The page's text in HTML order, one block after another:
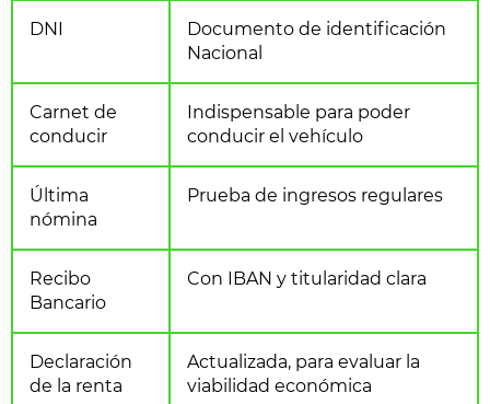
DNI
Documento de identificación
Nacional
Carnet de
conducir
Indispensable para poder
conducir el vehículo
Última
nómina
Prueba de ingresos regulares
Recibo
Bancario
Con IBAN y titularidad clara
Declaración
de la renta
Actualizada, para evaluar la
viabilidad económica